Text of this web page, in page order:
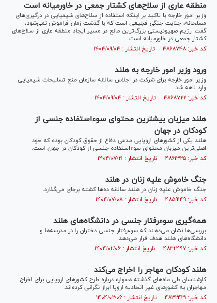
منطقه عاری از سلاح‌های کشتار جمعی در خاورمیانه است
وزیر امور خارجه با تاکید بر اینکه استفاده از سلاح‌های شیمیایی در درگیری‌های
مسلحانه، جنایت جنگی فجیعی است که با گذشت زمان فراموش نمی‌شود،
گفت: رژیم صهیونیستی بزرگ‌ترین مانع در مسیر ایجاد منطقه عاری از سلاح‌های
کشتار جمعی در خاورمیانه است.
کد خبر: ۴۸۶۸۷۴۸ تاریخ انتشار : ۱۴۰۴/۰۹/۰۴
ورود وزیر امور خارجه به هلند
وزیر امور خارجه برای شرکت در اجلاس سالانه سازمان منع تسلیحات شیمیایی
وارد لاهه شد.
کد خبر: ۴۸۶۸۷۲۲ تاریخ انتشار : ۱۴۰۴/۰۹/۰۴
هلند میزبان بیشترین محتوای سوءاستفاده جنسی از
کودکان در جهان
هلند یکی از کشور‌های اروپایی مدعی دفاع از حقوق کودکان بوده که خود
اصلی‌ترین میزبان محتوای سوءاستفاده جنسی از کودکان در جهان است.
کد خبر: ۴۸۶۱۳۲۵ تاریخ انتشار : ۱۴۰۴/۰۷/۲۱
جنگ خاموش علیه زنان در هلند
جنگ خاموش علیه زنان در هلند سالانه ده‌ها کشته برجای می‌گذارد.
کد خبر: ۴۸۵۹۱۴۹ تاریخ انتشار : ۱۴۰۴/۰۷/۰۸
همه‌گیری سوءرفتار جنسی در دانشگاه‌های هلند
بررسی‌ها نشان می‌دهند که سوءرفتار جنسی دختران را در مدرسه‌ها و
دانشگاه‌های هلند هدف قرار می‌دهد.
کد خبر: ۴۸۳۲۴۹۷ تاریخ انتشار : ۱۴۰۴/۰۲/۰۶
هلند کودکان مهاجر را اخراج می‌کند
کارشناسان طی ماه‌های گذشته همواره درباره طرح کشور‌های اروپایی برای اخراج
مهاجران به کشور‌های غیر اتحادیه اروپا ابراز نگرانی کرده‌اند.
کد خبر: ۴۸۳۲۴۳۱ تاریخ انتشار : ۱۴۰۴/۰۲/۰۶